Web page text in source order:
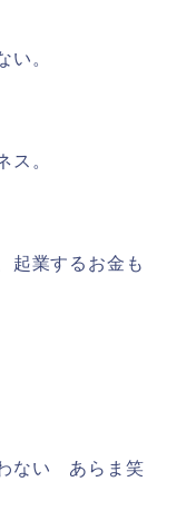
い。
ス。
起業するお金も
ない あらま笑